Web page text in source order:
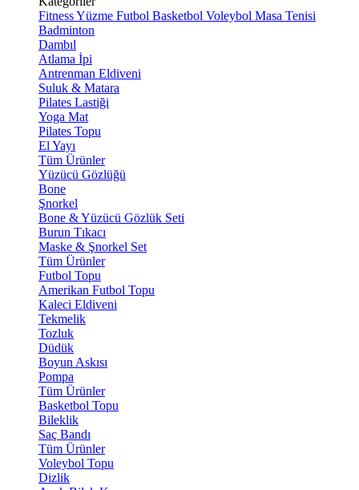
FitnessYüzme Futbol Basketbol Voleybol Masa Tenisi
Badminton
Dambıl
Atlama İpi
Antrenman Eldiveni
Suluk & Matara
Pilates Lastiği
Yoga Mat
Pilates Topu
El Yayı
Tüm Ürünler
Yüzücü Gözlüğü
Bone
Şnorkel
Bone & Yüzücü Gözlük Seti
Burun Tıkacı
Maske & Şnorkel Set
Tüm Ürünler
Futbol Topu
Amerikan Futbol Topu
Kaleci Eldiveni
Tekmelik
Tozluk
Düdük
Boyun Askısı
Pompa
Tüm Ürünler
Basketbol Topu
Bileklik
Saç Bandı
Tüm Ürünler
Voleybol Topu
Dizlik